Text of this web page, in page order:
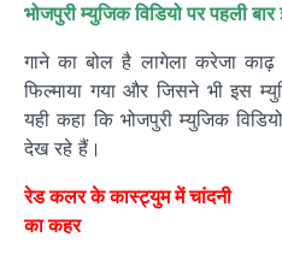
भोजपुरी म्युजिक विडियो पर पहली बार
गाने का बोल है लागेला करेजा
फिल्माया गया और जिसने भी इस
यही कहा कि भोजपुरी म्युजिक
देख रहे हैं।
रेड कलर के कास्ट्युम में चांदनी
का कहर